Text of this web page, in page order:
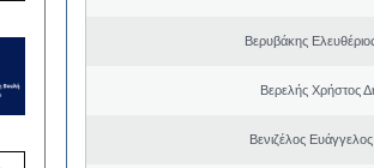
Βερυβάκης
Βερελής Χρήστος
Βενιζέλος